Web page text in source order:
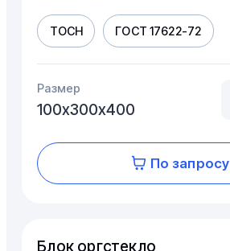
ТОСН ГОСТ 17622-72
Размер
100х300х400
По запросу
Блок оргстекло